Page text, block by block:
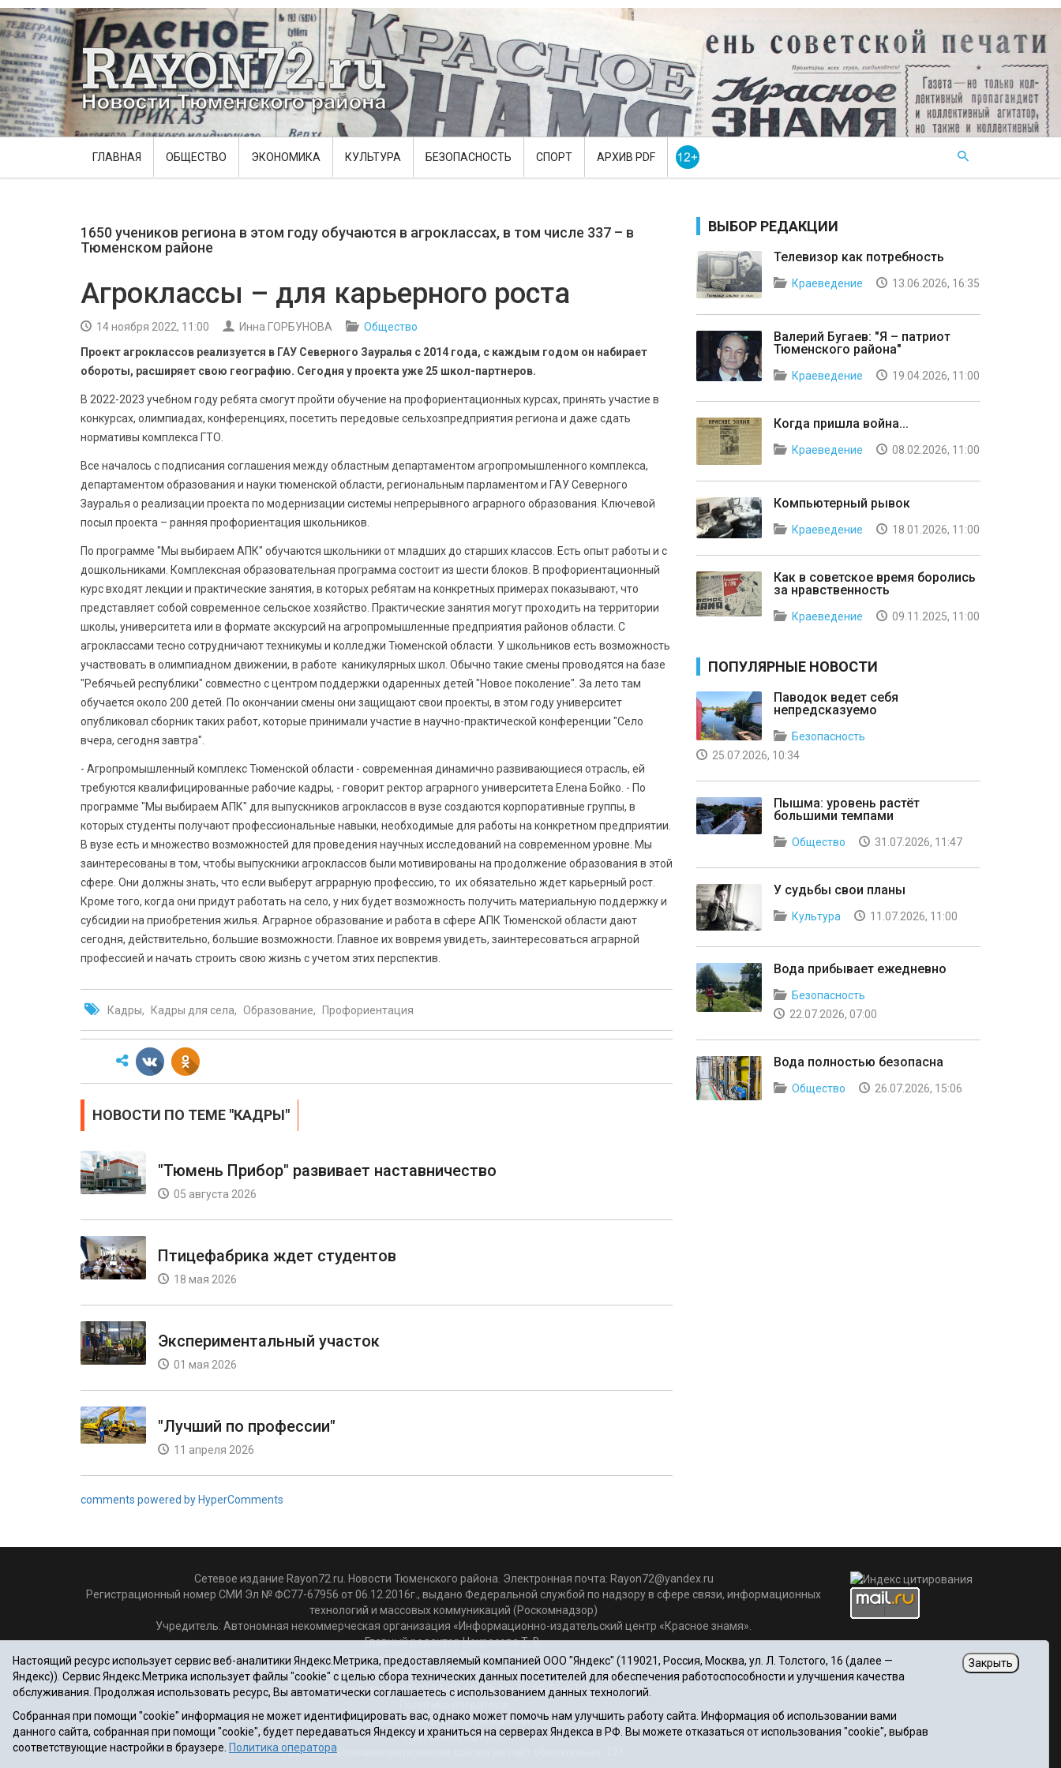
ГЛАВНАЯ ОБЩЕСТВО ЭКОНОМИКА КУЛЬТУРА БЕЗОПАСНОСТЬ СПОРТ АРХИВ PDF
1650 учеников региона в этом году обучаются в агроклассах, в том числе 337 – в
Тюменском районе
Агроклассы – для карьерного роста
14 ноября 2022, 11:00 Инна ГОРБУНОВА
Общество
Проект агроклассов реализуется в ГАУ Северного Зауралья с 2014 года, с каждым годом он набирает
обороты, расширяет свою географию. Сегодня у проекта уже 25 школ-партнеров.
В 2022-2023 учебном году ребята смогут пройти обучение на профориентационных курсах, принять участие в
конкурсах, олимпиадах, конференциях, посетить передовые сельхозпредприятия региона и даже сдать
нормативы комплекса ГТО.
Все началось с подписания соглашения между областным департаментом агропромышленного комплекса,
департаментом образования и науки тюменской области, региональным парламентом и ГАУ Северного
Зауралья о реализации проекта по модернизации системы непрерывного аграрного образования. Ключевой
посыл проекта – ранняя профориентация школьников.
По программе "Мы выбираем АПК" обучаются школьники от младших до старших классов. Есть опыт работы и с
дошкольниками. Комплексная образовательная программа состоит из шести блоков. В профориентационный
курс входят лекции и практические занятия, в которых ребятам на конкретных примерах показывают, что
представляет собой современное сельское хозяйство. Практические занятия могут проходить на территории
школы, университета или в формате экскурсий на агропромышленные предприятия районов области. С
агроклассами тесно сотрудничают техникумы и колледжи Тюменской области. У школьников есть возможность
участвовать в олимпиадном движении, в работе каникулярных школ. Обычно такие смены проводятся на базе
"Ребячьей республики" совместно с центром поддержки одаренных детей "Новое поколение". За лето там
обучается около 200 детей. По окончании смены они защищают свои проекты, в этом году университет
опубликовал сборник таких работ, которые принимали участие в научно-практической конференции "Село
вчера, сегодня завтра".
- Агропромышленный комплекс Тюменской области - современная динамично развивающиеся отрасль, ей
требуются квалифицированные рабочие кадры, - говорит ректор аграрного университета Елена Бойко. - По
программе "Мы выбираем АПК" для выпускников агроклассов в вузе создаются корпоративные группы, в
которых студенты получают профессиональные навыки, необходимые для работы на конкретном предприятии.
В вузе есть и множество возможностей для проведения научных исследований на современном уровне. Мы
заинтересованы в том, чтобы выпускники агроклассов были мотивированы на продолжение образования в этой
сфере. Они должны знать, что если выберут агррарную профессию, то их обязательно ждет карьерный рост.
Кроме того, когда они придут работать на село, у них будет возможность получить материальную поддержку и
субсидии на приобретения жилья. Аграрное образование и работа в сфере АПК Тюменской области дают
сегодня, действительно, большие возможности. Главное их вовремя увидеть, заинтересоваться аграрной
профессией и начать строить свою жизнь с учетом этих перспектив.
Кадры Кадры для села Образование Профориентация
НОВОСТИ ПО ТЕМЕ "КАДРЫ"
"Тюмень Прибор" развивает наставничество
05 августа 2026
Птицефабрика ждет студентов
18 мая 2026
Экспериментальный участок
01 мая 2026
"Лучший по профессии"
11 апреля 2026
comments powered by HyperComments
ВЫБОР РЕДАКЦИИ
Телевизор как потребность
Краеведение 13.06.2026, 16:35
Валерий Бугаев: "Я – патриот
Тюменского района"
Краеведение 19.04.2026, 11:00
Когда пришла война...
Краеведение 08.02.2026, 11:00
Компьютерный рывок
Краеведение 18.01.2026, 11:00
Как в советское время боролись
за нравственность
Краеведение 09.11.2025, 11:00
ПОПУЛЯРНЫЕ НОВОСТИ
Паводок ведет себя
непредсказуемо
Безопасность
25.07.2026, 10:34
Пышма: уровень растёт
большими темпами
Общество 31.07.2026, 11:47
У судьбы свои планы
Культура 11.07.2026, 11:00
Вода прибывает ежедневно
Безопасность
22.07.2026, 07:00
Вода полностью безопасна
Общество 26.07.2026, 15:06
Сетевое издание Rayon72.ru. Новости Тюменского района. Электронная почта: Rayon72@yandex.ru
Регистрационный номер СМИ Эл № ФС77-67956 от 06.12.2016г., выдано Федеральной службой по надзору в сфере связи, информационных
технологий и массовых коммуникаций (Роскомнадзор)
Учредитель: Автономная некоммерческая организация «Информационно-издательский центр «Красное знамя».
Главный редактор Некрасова Т. В.
Почтовый адрес: 625031 г.Тюмень. ул. Шишкова, 6
Электронная почта объединенной редакции: krasnoeznam@rambler.ru
Телефоны 8 (3452) 34-80-60, 69-56-73, 69-56-47
Информация об учреждении
Публичная оферта
При использовании материалов ссылка на сайт обязательна. 12+
Настоящий ресурс использует сервис веб-аналитики Яндекс.Метрика, предоставляемый компанией ООО "Яндекс" (119021, Россия, Москва, ул. Л. Толстого, 16 (далее —
Яндекс)). Сервис Яндекс.Метрика использует файлы "cookie" с целью сбора технических данных посетителей для обеспечения работоспособности и улучшения качества
обслуживания. Продолжая использовать ресурс, Вы автоматически соглашаетесь с использованием данных технологий.
Собранная при помощи "cookie" информация не может идентифицировать вас, однако может помочь нам улучшить работу сайта. Информация об использовании вами
данного сайта, собранная при помощи "cookie", будет передаваться Яндексу и храниться на серверах Яндекса в РФ. Вы можете отказаться от использования "cookie", выбрав
соответствующие настройки в браузере. Политика оператора
Закрыть